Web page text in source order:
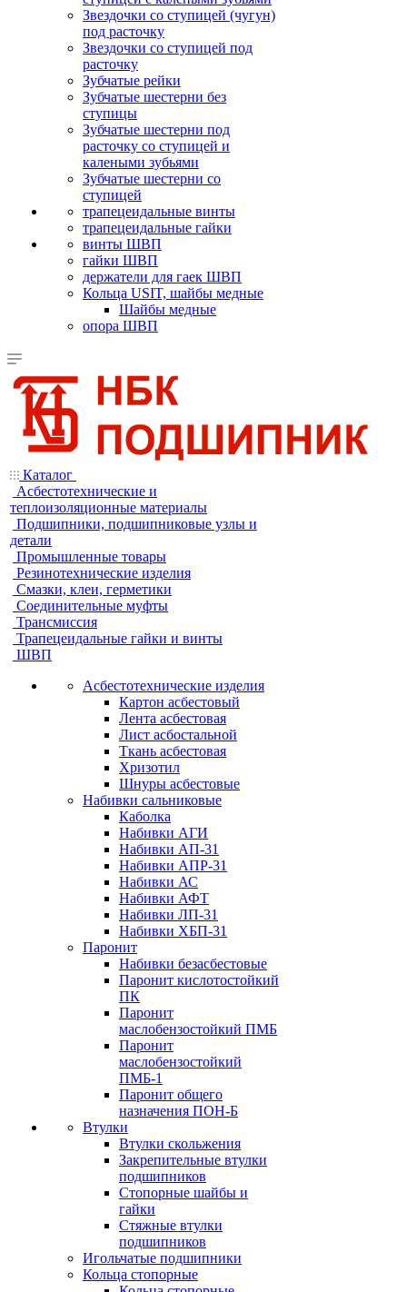
Звездочки со ступицей (чугун)
под расточку
Звездочки со ступицей под
расточку
Зубчатые рейки
Зубчатые шестерни без
ступицы
Зубчатые шестерни под
расточку со ступицей и
калеными зубьями
Зубчатые шестерни со
ступицей
трапецеидальные винты
трапецеидальные гайки
винты ШВП
гайки ШВП
держатели для гаек ШВП
Кольца USIT, шайбы медные
Шайбы медные
опора ШВП
Каталог
Асбестотехнические и
теплоизоляционные материалы
Подшипники, подшипниковые узлы и
детали
Промышленные товары
Резинотехнические изделия
Смазки, клеи, герметики
Соединительные муфты
Трансмиссия
Трапецеидальные гайки и винты
ШВП
Асбестотехнические изделия
Картон асбестовый
Лента асбестовая
Лист асбостальной
Ткань асбестовая
Хризотил
Шнуры асбестовые
Набивки сальниковые
Каболка
Набивки АГИ
Набивки АП-31
Набивки АПР-31
Набивки АС
Набивки АФТ
Набивки ЛП-31
Набивки ХБП-31
Паронит
Набивки безасбестовые
Паронит кислотостойкий
ПК
Паронит
маслобензостойкий ПМБ
Паронит
маслобензостойкий
ПМБ-1
Паронит общего
назначения ПОН-Б
Втулки
Втулки скольжения
Закрепительные втулки
подшипников
Стопорные шайбы и
гайки
Стяжные втулки
подшипников
Игольчатые подшипники
Кольца стопорные